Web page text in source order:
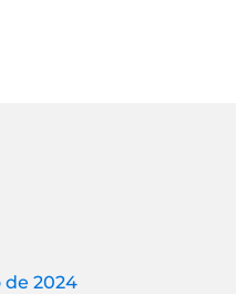
de 2024